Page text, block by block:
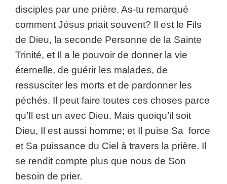
disciples par une prière. As-tu remarqué
comment Jésus priait souvent? Il est le Fils
de Dieu, la seconde Personne de la Sainte
Trinité, et Il a le pouvoir de donner la vie
éternelle, de guérir les malades, de
ressusciter les morts et de pardonner les
péchés. Il peut faire toutes ces choses parce
qu’Il est un avec Dieu. Mais quoiqu’il soit
Dieu, Il est aussi homme; et Il puise Sa force
et Sa puissance du Ciel à travers la prière. Il
se rendit compte plus que nous de Son
besoin de prier.